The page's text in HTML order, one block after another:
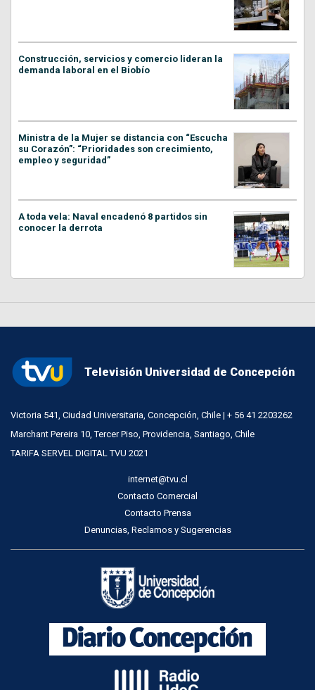
Construcción, servicios y comercio lideran la
demanda laboral en el Biobío
Ministra de la Mujer se distancia con “Escucha
su Corazón”: “Prioridades son crecimiento,
empleo y seguridad”
A toda vela: Naval encadenó 8 partidos sin
conocer la derrota
Televisión Universidad de Concepción
Victoria 541, Ciudad Universitaria, Concepción, Chile | + 56 41 2203262
Marchant Pereira 10, Tercer Piso, Providencia, Santiago, Chile
TARIFA SERVEL DIGITAL TVU 2021
internet@tvu.cl
Contacto Comercial
Contacto Prensa
Denuncias, Reclamos y Sugerencias